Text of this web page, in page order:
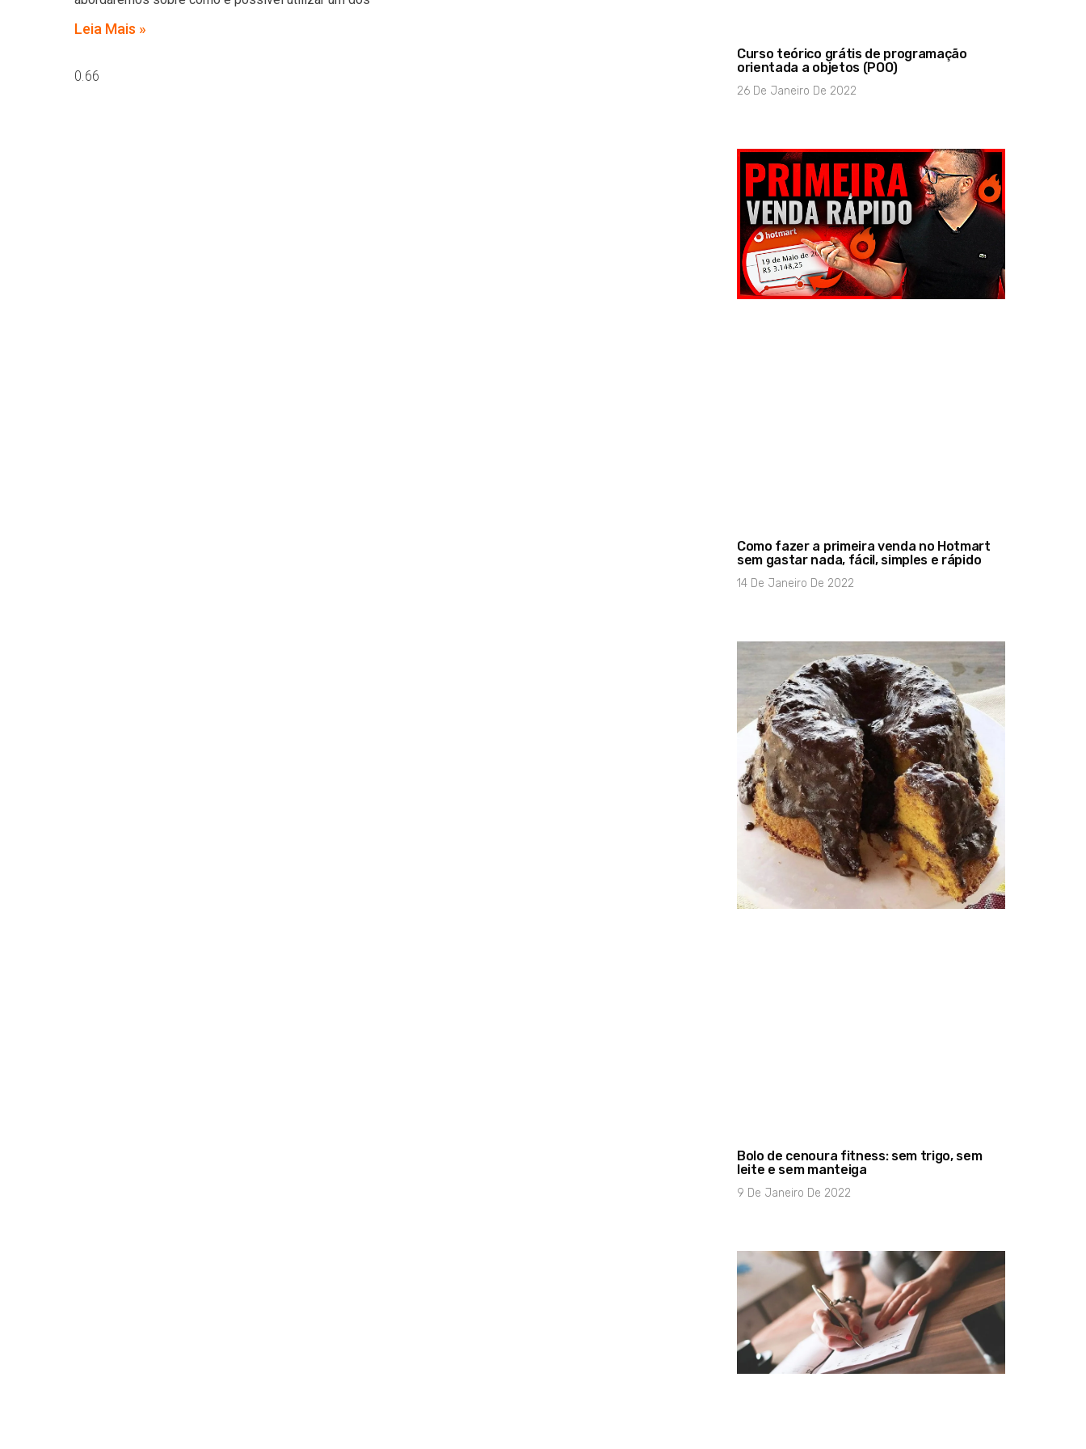
Leia Mais »
Curso teórico grátis de programação
orientada a objetos (POO)
26 De Janeiro De 2022
Como fazer a primeira venda no Hotmart
sem gastar nada, fácil, simples e rápido
14 De Janeiro De 2022
Bolo de cenoura fitness: sem trigo, sem
leite e sem manteiga
9 De Janeiro De 2022